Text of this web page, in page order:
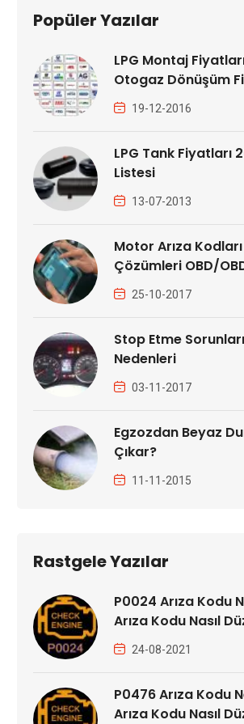
Popüler Yazılar
LPG Montaj
Otogaz Dönüşüm
19-12-2016
LPG Tank Fiyatları
Listesi
13-07-2013
Motor Arıza
Çözümleri OBD/
25-10-2017
Stop Etme
Nedenleri
03-11-2017
Egzozdan Beyaz
Çıkar?
11-11-2015
Rastgele Yazılar
P0024 Arıza Kodu
Arıza Kodu Nasıl
24-08-2021
P0476 Arıza Kodu
Arıza Kodu Nasıl